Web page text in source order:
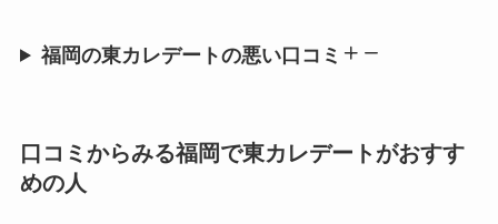
福岡の東カレデートの悪い口コミ
口コミからみる福岡で東カレデートがおすす
めの人